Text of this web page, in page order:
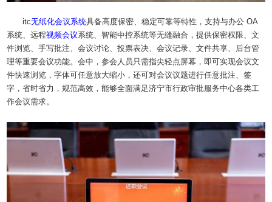
itc无纸化会议系统具备高度保密、稳定可靠等特性，支持与办公 OA
系统、远程视频会议系统、智能中控系统等无缝融合，提供保密权限、文
件浏览、手写批注、会议讨论、投票表决、会议记录、文件共享、后台管
理等重要会议功能。会中，参会人员只需指尖轻点屏幕，即可实现会议文
件快速浏览，字体可任意放大缩小，还可对会议议题进行任意批注、签
字，省时省力，规范高效，能够全面满足济宁市行政审批服务中心各类工
作会议需求。